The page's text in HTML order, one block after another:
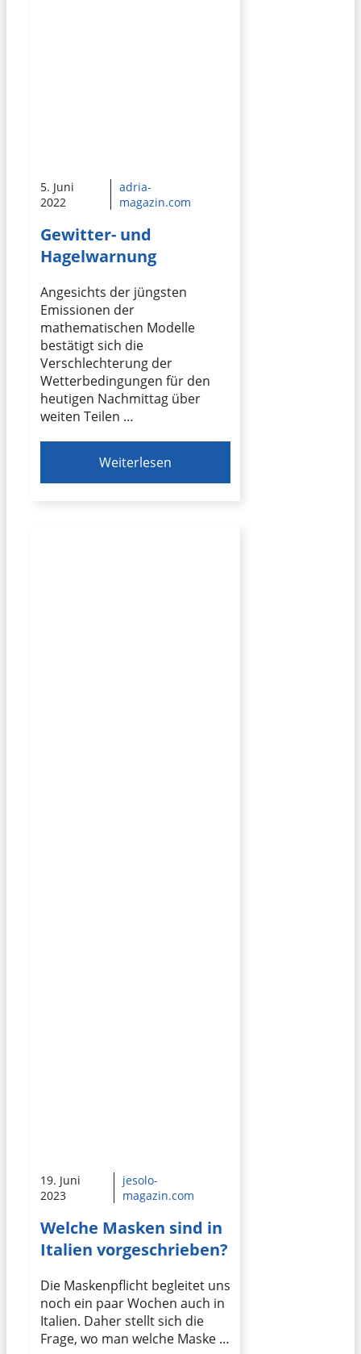
5. Juni
2022
adria-
magazin.com
Gewitter- und
Hagelwarnung
Angesichts der jüngsten
Emissionen der
mathematischen Modelle
bestätigt sich die
Verschlechterung der
Wetterbedingungen für den
heutigen Nachmittag über
weiten Teilen …
Weiterlesen
19. Juni
2023
jesolo-
magazin.com
Welche Masken sind in
Italien vorgeschrieben?
Die Maskenpflicht begleitet uns
noch ein paar Wochen auch in
Italien. Daher stellt sich die
Frage, wo man welche Maske …